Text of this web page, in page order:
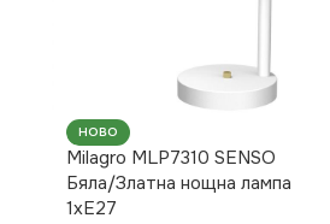
НОВО
Milagro MLP7310 SENSO
Бяла/Златна нощна лампа
1xE27